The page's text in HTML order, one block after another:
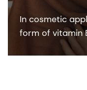
In cosmetic
form of vitamin
pigmentation,